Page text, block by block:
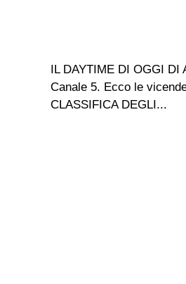
IL DAYTIME DI OGGI
Canale 5. Ecco le
CLASSIFICA DEGLI...